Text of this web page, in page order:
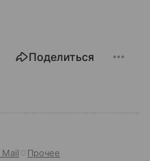
Поделиться
Прочее